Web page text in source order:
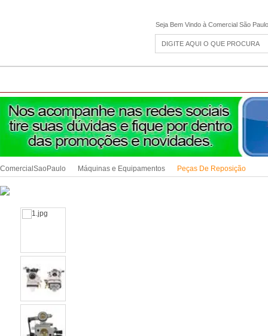
Seja Bem Vindo à Comercial São
ComercialSaoPaulo Máquinas e Equipamentos Peças De Reposição